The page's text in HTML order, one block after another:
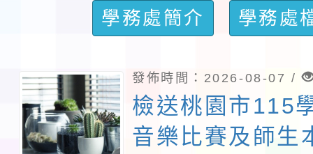
學務處簡介 學務處
發佈時間：2026-08-07 /
檢送桃園市115
音樂比賽及師生